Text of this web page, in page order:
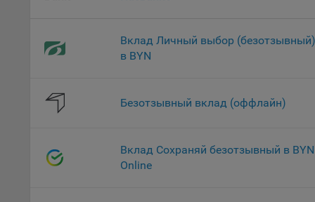
Вклад Личный выбор (безотзывный)
в BYN
Безотзывный вклад (оффлайн)
Вклад Сохраняй безотзывный в BYN
Online